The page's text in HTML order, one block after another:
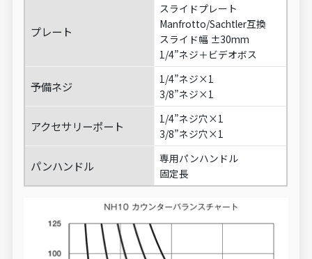
プレート
スライドプレート
Manfrotto/Sachtler互換
スライド幅 ±30mm
1/4”ネジ＋ビデオボス
予備ネジ
1/4”ネジ×1
3/8”ネジ×1
アクセサリーポート
1/4”ネジ穴×1
3/8”ネジ穴×1
パンハンドル
専用パンハンドル
固定長